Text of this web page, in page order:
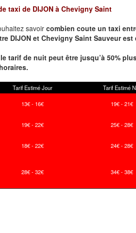
taxi de DIJON à Chevigny Saint
savoir combien coute un taxi
DIJON et Chevigny Saint Sauveur
tarif de nuit peut être jusqu’à 50%
Tarif Estimé Jour Tarif Estimé
13€ - 16€ 19€ - 21€
19€ - 22€ 25€ - 28€
18€ - 22€ 24€ - 28€
28€ - 32€ 34€ - 38€